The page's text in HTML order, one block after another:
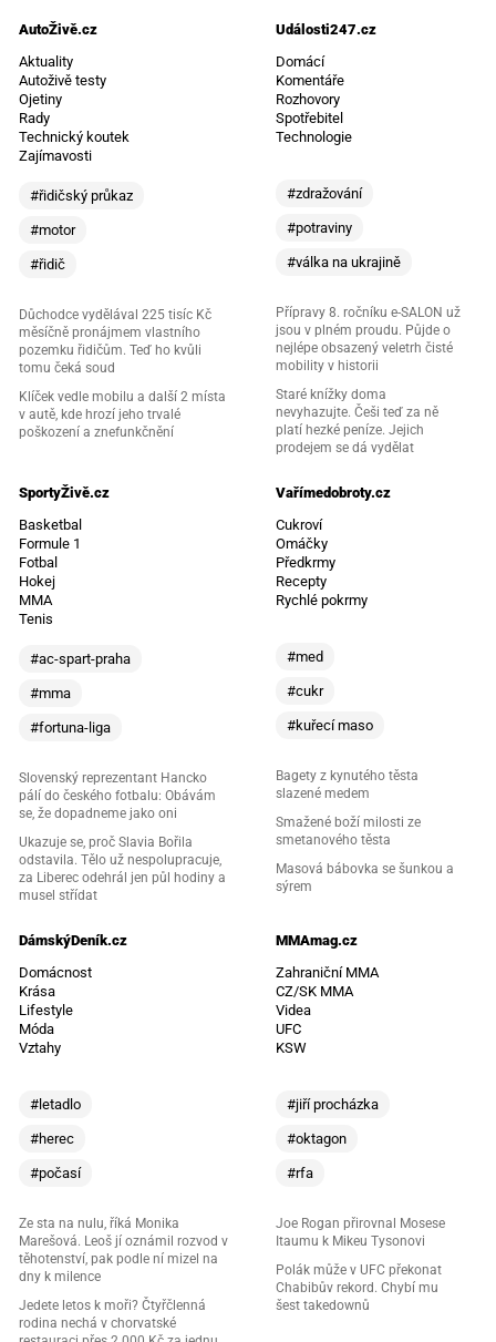
AutoŽivě.cz
Aktuality
Autoživě testy
Ojetiny
Rady
Technický koutek
Zajímavosti
#řidičský průkaz
#motor
#řidič
Důchodce vydělával 225 tisíc Kč
měsíčně pronájmem vlastního
pozemku řidičům. Teď ho kvůli
tomu čeká soud
Klíček vedle mobilu a další 2 místa
v autě, kde hrozí jeho trvalé
poškození a znefunkčnění
Události247.cz
Domácí
Komentáře
Rozhovory
Spotřebitel
Technologie
#zdražování
#potraviny
#válka na ukrajině
Přípravy 8. ročníku e-SALON už
jsou v plném proudu. Půjde o
nejlépe obsazený veletrh čisté
mobility v historii
Staré knížky doma
nevyhazujte. Češi teď za ně
platí hezké peníze. Jejich
prodejem se dá vydělat
SportyŽivě.cz
Basketbal
Formule 1
Fotbal
Hokej
MMA
Tenis
#ac-spart-praha
#mma
#fortuna-liga
Slovenský reprezentant Hancko
pálí do českého fotbalu: Obávám
se, že dopadneme jako oni
Ukazuje se, proč Slavia Bořila
odstavila. Tělo už nespolupracuje,
za Liberec odehrál jen půl hodiny a
musel střídat
Vařímedobroty.cz
Cukroví
Omáčky
Předkrmy
Recepty
Rychlé pokrmy
#med
#cukr
#kuřecí maso
Bagety z kynutého těsta
slazené medem
Smažené boží milosti ze
smetanového těsta
Masová bábovka se šunkou a
sýrem
DámskýDeník.cz
Domácnost
Krása
Lifestyle
Móda
Vztahy
#letadlo
#herec
#počasí
Ze sta na nulu, říká Monika
Marešová. Leoš jí oznámil rozvod v
těhotenství, pak podle ní mizel na
dny k milence
Jedete letos k moři? Čtyřčlenná
rodina nechá v chorvatské
MMAmag.cz
Zahraniční MMA
CZ/SK MMA
Videa
UFC
KSW
#jiří procházka
#oktagon
#rfa
Joe Rogan přirovnal Mosese
Itaumu k Mikeu Tysonovi
Polák může v UFC překonat
Chabibův rekord. Chybí mu
šest takedownů